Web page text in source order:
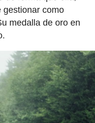
gestionar como
medalla de oro en